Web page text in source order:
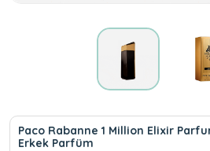
Paco Rabanne 1 Million Elixir
Erkek Parfüm